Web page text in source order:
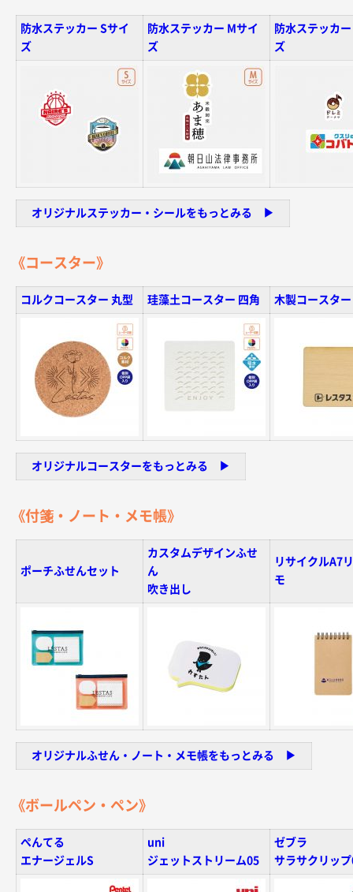
お見積書の作成方法
再注文について
名入れグループサイト
防水ステッカー Sサイ
ズ
防水ステッカー Mサイ
ズ
防水ステッカ
ズ
オリジナルステッカー・シールをもっとみる ▶︎
《コースター》
コルクコースター 丸型 珪藻土コースター 四角 木製コースター
オリジナルコースターをもっとみる ▶︎
《付箋・ノート・メモ帳》
ポーチふせんセット
カスタムデザインふせ
ん
吹き出し
リサイクルA7
モ
オリジナルふせん・ノート・メモ帳をもっとみる ▶︎
《ボールペン・ペン》
ぺんてる
エナージェルS
uni
ジェットストリーム05
ゼブラ
サラサクリッ